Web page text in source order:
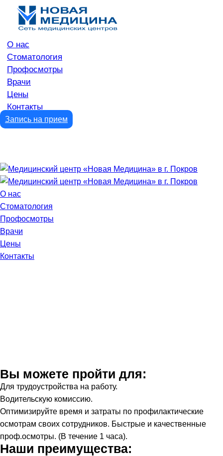
О нас
Стоматология
Профосмотры
Врачи
Цены
Контакты
Запись на прием
О нас
Стоматология
Профосмотры
Врачи
Цены
Контакты
Вы можете пройти для:
Для трудоустройства на работу.
Водительскую комиссию.
Оптимизируйте время и затраты по профилактические
осмотрам своих сотрудников. Быстрые и качественные
проф.осмотры. (В течение 1 часа).
Наши преимущества: